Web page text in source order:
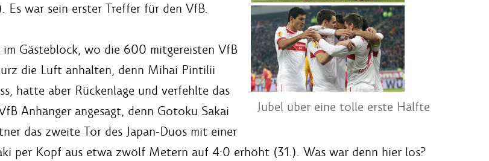
Jubel über eine tolle erste Hälfte
war sein erster Treffer für den VfB.
Gästeblock, wo die 600 mitgereisten VfB
die Luft anhalten, denn Mihai Pintilii
hatte aber Rückenlage und verfehlte das
Anhänger angesagt, denn Gotoku Sakai
das zweite Tor des Japan-Duos mit einer
per Kopf aus etwa zwölf Metern auf 4:0 erhöht (31.). Was war denn hier los?